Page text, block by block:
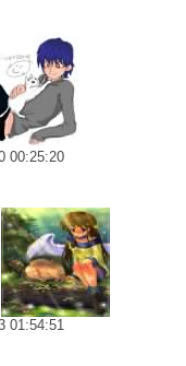
00:25:20
01:54:51